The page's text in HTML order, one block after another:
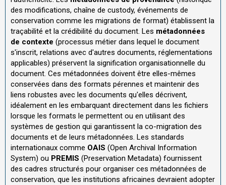
des modifications, chaîne de custody, événements de
conservation comme les migrations de format) établissent la
traçabilité et la crédibilité du document. Les métadonnées
de contexte (processus métier dans lequel le document
s'inscrit, relations avec d'autres documents, réglementations
applicables) préservent la signification organisationnelle du
document. Ces métadonnées doivent être elles-mêmes
conservées dans des formats pérennes et maintenir des
liens robustes avec les documents qu'elles décrivent,
idéalement en les embarquant directement dans les fichiers
lorsque les formats le permettent ou en utilisant des
systèmes de gestion qui garantissent la co-migration des
documents et de leurs métadonnées. Les standards
internationaux comme OAIS (Open Archival Information
System) ou PREMIS (Preservation Metadata) fournissent
des cadres structurés pour organiser ces métadonnées de
conservation, que les institutions africaines devraient adopter